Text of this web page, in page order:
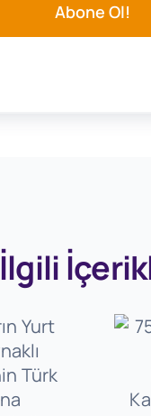
Abone Ol!
İlgili